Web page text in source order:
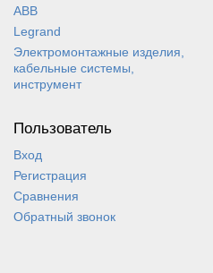
ABB
Legrand
Электромонтажные изделия,
кабельные системы,
инструмент
Пользователь
Вход
Регистрация
Сравнения
Обратный звонок